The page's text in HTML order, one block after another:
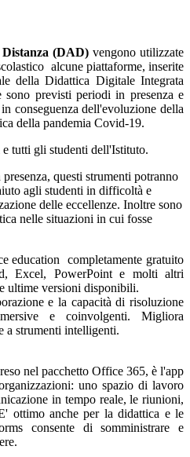
Distanza (DAD)vengono utilizzate
alcune piattaforme, inserite
della Didattica Digitale Integrata
previsti periodi in presenza e
conseguenza dell'evoluzione della
della pandemia Covid-19.
e tutti gli studenti dell'Istituto.
questi strumenti potranno
agli studenti in difficoltà e
delle eccellenze. Inoltre sono
nelle situazioni in cui fosse
education completamente gratuito
Excel, PowerPoint e molti altri
ultime versioni disponibili.
e la capacità di risoluzione
e coinvolgenti. Migliora
a strumenti intelligenti.
nel pacchetto Office 365, è l'app
uno spazio di lavoro
in tempo reale, le riunioni,
ottimo anche per la didattica e le
consente di somministrare e